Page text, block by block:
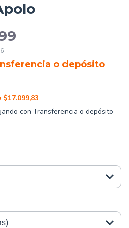
o depósito
$17.099,83
con Transferencia o depósito